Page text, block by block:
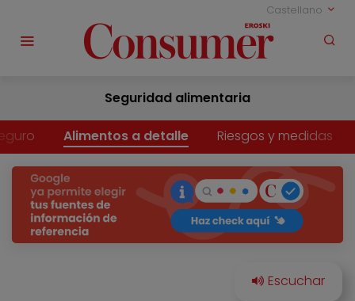
Castellano
Seguridad alimentaria
Alimentos a detalle Riesgos y medidas